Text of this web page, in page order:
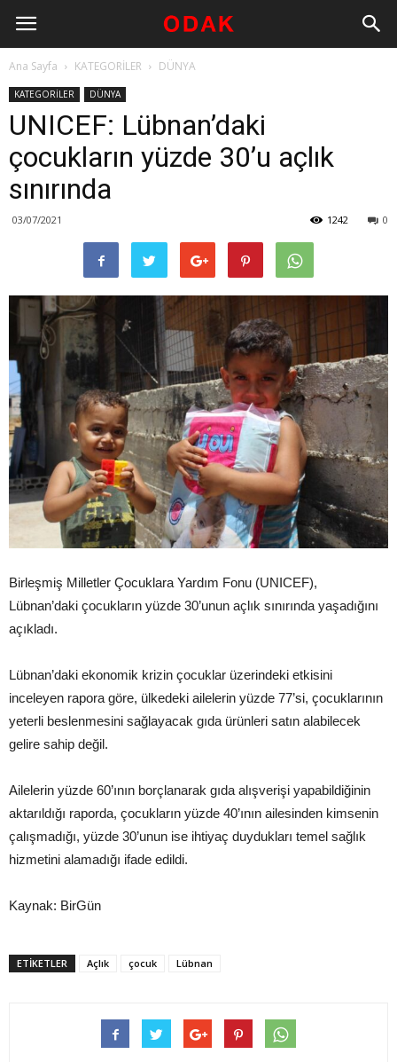
Ana Sayfa KATEGORİLER DÜNYA
KATEGORİLER DÜNYA
UNICEF: Lübnan’daki
çocukların yüzde 30’u açlık
sınırında
03/07/2021 0
1242
Birleşmiş Milletler Çocuklara Yardım Fonu (UNICEF),
Lübnan’daki çocukların yüzde 30’unun açlık sınırında yaşadığını
açıkladı.
Lübnan’daki ekonomik krizin çocuklar üzerindeki etkisini
inceleyen rapora göre, ülkedeki ailelerin yüzde 77’si, çocuklarının
yeterli beslenmesini sağlayacak gıda ürünleri satın alabilecek
gelire sahip değil.
Ailelerin yüzde 60’ının borçlanarak gıda alışverişi yapabildiğinin
aktarıldığı raporda, çocukların yüzde 40’ının ailesinden kimsenin
çalışmadığı, yüzde 30’unun ise ihtiyaç duydukları temel sağlık
hizmetini alamadığı ifade edildi.
Kaynak: BirGün
ETIKETLER Açlık çocuk Lübnan